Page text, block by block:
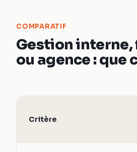
COMPARATIF
Gestion interne,
ou agence : que
Critère